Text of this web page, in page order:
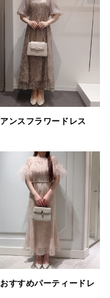
ンスフラワードレス
すすめパーティードレ